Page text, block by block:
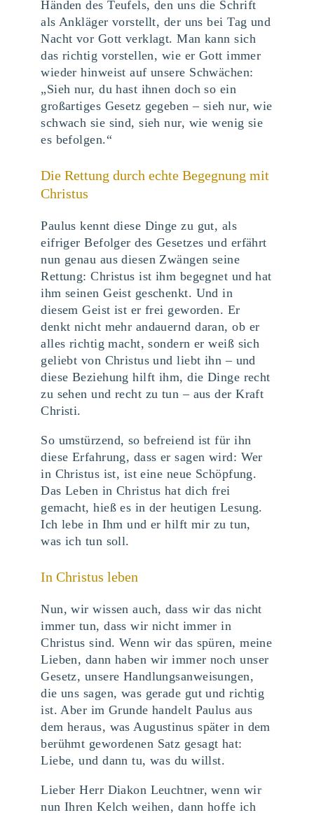
Händen des Teufels, den uns die Schrift
als Ankläger vorstellt, der uns bei Tag und
Nacht vor Gott verklagt. Man kann sich
das richtig vorstellen, wie er Gott immer
wieder hinweist auf unsere Schwächen:
„Sieh nur, du hast ihnen doch so ein
großartiges Gesetz gegeben – sieh nur, wie
schwach sie sind, sieh nur, wie wenig sie
es befolgen.“
Die Rettung durch echte Begegnung mit
Christus
Paulus kennt diese Dinge zu gut, als
eifriger Befolger des Gesetzes und erfährt
nun genau aus diesen Zwängen seine
Rettung: Christus ist ihm begegnet und hat
ihm seinen Geist geschenkt. Und in
diesem Geist ist er frei geworden. Er
denkt nicht mehr andauernd daran, ob er
alles richtig macht, sondern er weiß sich
geliebt von Christus und liebt ihn – und
diese Beziehung hilft ihm, die Dinge recht
zu sehen und recht zu tun – aus der Kraft
Christi.
So umstürzend, so befreiend ist für ihn
diese Erfahrung, dass er sagen wird: Wer
in Christus ist, ist eine neue Schöpfung.
Das Leben in Christus hat dich frei
gemacht, hieß es in der heutigen Lesung.
Ich lebe in Ihm und er hilft mir zu tun,
was ich tun soll.
In Christus leben
Nun, wir wissen auch, dass wir das nicht
immer tun, dass wir nicht immer in
Christus sind. Wenn wir das spüren, meine
Lieben, dann haben wir immer noch unser
Gesetz, unsere Handlungsanweisungen,
die uns sagen, was gerade gut und richtig
ist. Aber im Grunde handelt Paulus aus
dem heraus, was Augustinus später in dem
berühmt gewordenen Satz gesagt hat:
Liebe, und dann tu, was du willst.
Lieber Herr Diakon Leuchtner, wenn wir
nun Ihren Kelch weihen, dann hoffe ich